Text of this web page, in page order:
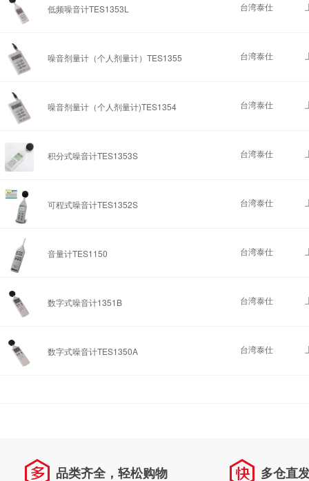
低频噪音计TES1353L 台湾泰仕
噪音剂量计（个人剂量计）TES1355 台湾泰仕
噪音剂量计（个人剂量计)TES1354 台湾泰仕
积分式噪音计TES1353S 台湾泰仕
可程式噪音计TES1352S 台湾泰仕
音量计TES1150 台湾泰仕
数字式噪音计1351B 台湾泰仕
数字式噪音计TES1350A 台湾泰仕
品类齐全，轻松购物 多仓直